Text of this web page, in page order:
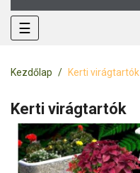
Toggle
navigation
☰
Kezdőlap Kerti virágtartók
Kerti virágtartók